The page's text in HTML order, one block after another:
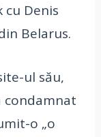
cu Denis
Belarus.
ul său,
condamnat
o „o